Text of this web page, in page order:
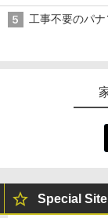
工事不要のパ
Special Site